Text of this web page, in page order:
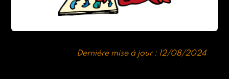
Dernière mise à jour : 12/08/2024